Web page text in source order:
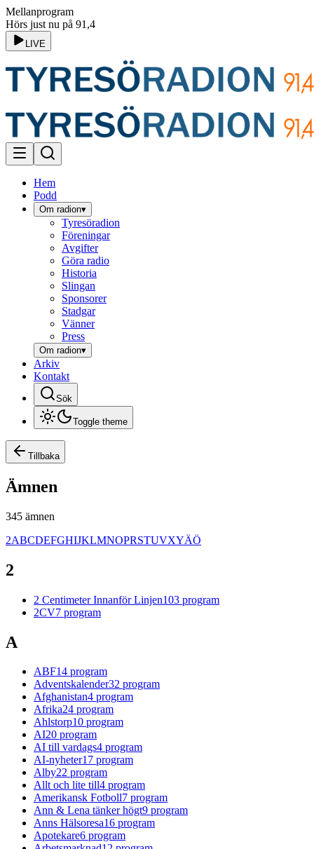
Mellanprogram
Hörs just nu på 91,4
LIVE
Hem
Podd
Om radion▾
Tyresöradion
Föreningar
Avgifter
Göra radio
Historia
Slingan
Sponsorer
Stadgar
Vänner
Press
Om radion▾
Arkiv
Kontakt
Sök
Toggle theme
Tillbaka
Ämnen
345 ämnen
2ABCDEFGHIJKLMNOPRSTUVXYÄÖ
2
2 Centimeter Innanför Linjen103 program
2CV7 program
A
ABF14 program
Adventskalender32 program
Afghanistan4 program
Afrika24 program
Ahlstorp10 program
AI20 program
AI till vardags4 program
AI-nyheter17 program
Alby22 program
Allt och lite till4 program
Amerikansk Fotboll7 program
Ann & Lena tänker högt9 program
Anns Hälsoresa16 program
Apotekare6 program